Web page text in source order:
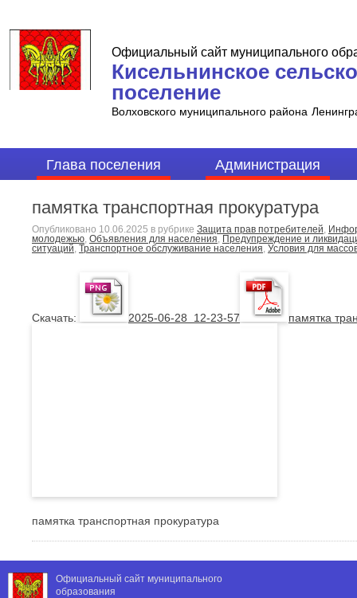
Официальный сайт муниципального
Кисельнинское
поселение
Волховского муниципального района
Глава поселения Администрация
памятка транспортная прокуратура
Опубликовано 10.06.2025 в рубрике Защита прав потребителей,
молодежью, Объявления для населения, Предупреждение и
ситуаций, Транспортное обслуживание населения, Условия для
Cкачать: 2025-06-28_12-23-57 памятка
памятка транспортная прокуратура
Официальный сайт муниципального
образования